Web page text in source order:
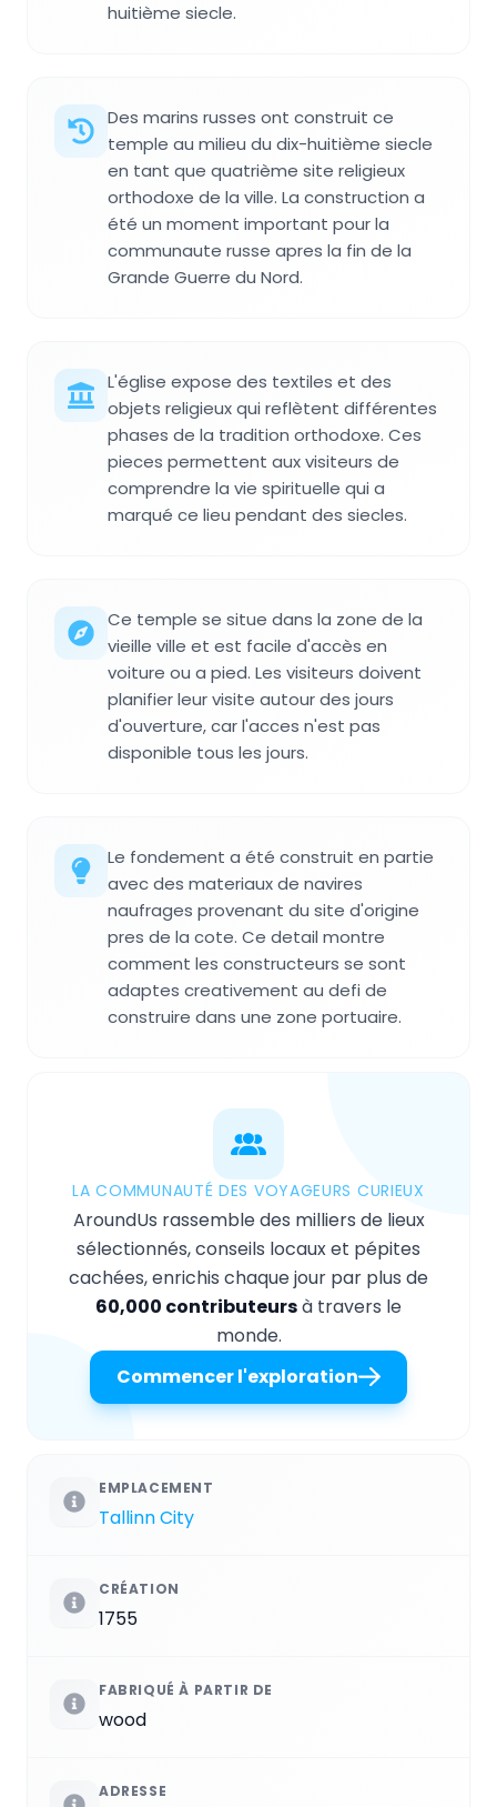
huitième siecle.
Des marins russes ont construit ce
temple au milieu du dix-huitième siecle
en tant que quatrième site religieux
orthodoxe de la ville. La construction a
été un moment important pour la
communaute russe apres la fin de la
Grande Guerre du Nord.
L'église expose des textiles et des
objets religieux qui reflètent différentes
phases de la tradition orthodoxe. Ces
pieces permettent aux visiteurs de
comprendre la vie spirituelle qui a
marqué ce lieu pendant des siecles.
Ce temple se situe dans la zone de la
vieille ville et est facile d'accès en
voiture ou a pied. Les visiteurs doivent
planifier leur visite autour des jours
d'ouverture, car l'acces n'est pas
disponible tous les jours.
Le fondement a été construit en partie
avec des materiaux de navires
naufrages provenant du site d'origine
pres de la cote. Ce detail montre
comment les constructeurs se sont
adaptes creativement au defi de
construire dans une zone portuaire.
LA COMMUNAUTÉ DES VOYAGEURS CURIEUX
AroundUs rassemble des milliers de lieux
sélectionnés, conseils locaux et pépites
cachées, enrichis chaque jour par plus de
60,000 contributeursà travers le
monde.
Commencer l'exploration
EMPLACEMENT
Tallinn City
CRÉATION
1755
FABRIQUÉ À PARTIR DE
wood
ADRESSE